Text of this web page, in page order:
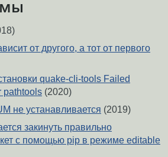
от другого, а тот от первого
quake-cli-tools Failed
pathtools (2020)
не устанавливается (2019)
закинуть правильно
с помощью pip в режиме editable